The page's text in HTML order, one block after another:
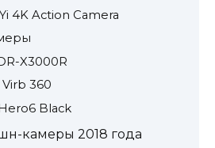
4K Action Camera
X3000R
360
Black
камеры 2018 года